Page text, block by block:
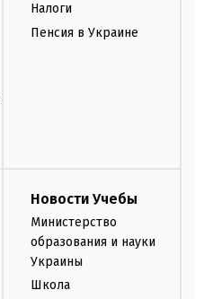
Налоги
Пенсия в Украине
Новости Учебы
Министерство
образования и науки
Украины
Школа